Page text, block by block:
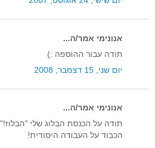
אנונימי אמר/ה...
תודה עבור ההוספה :)
יום שני, 15 דצמבר, 2008
אנונימי אמר/ה...
תודה על הכנסת הבלוג שלי
הכבוד על העבודה היסודית!